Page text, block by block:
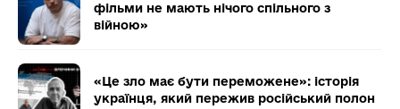
фільми не мають нічого спільного з
війною»
«Це зло має бути переможене»: історія
українця, який пережив російський полон